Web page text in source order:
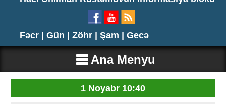
Fəcr | Gün | Zöhr | Şam | Gecə
Ana Menyu
1 Noyabr 10:40